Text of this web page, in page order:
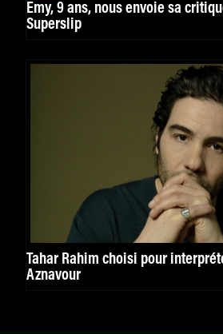
Emy, 9 ans, nous envoie sa
Superslip
Tahar Rahim choisi pour
Aznavour